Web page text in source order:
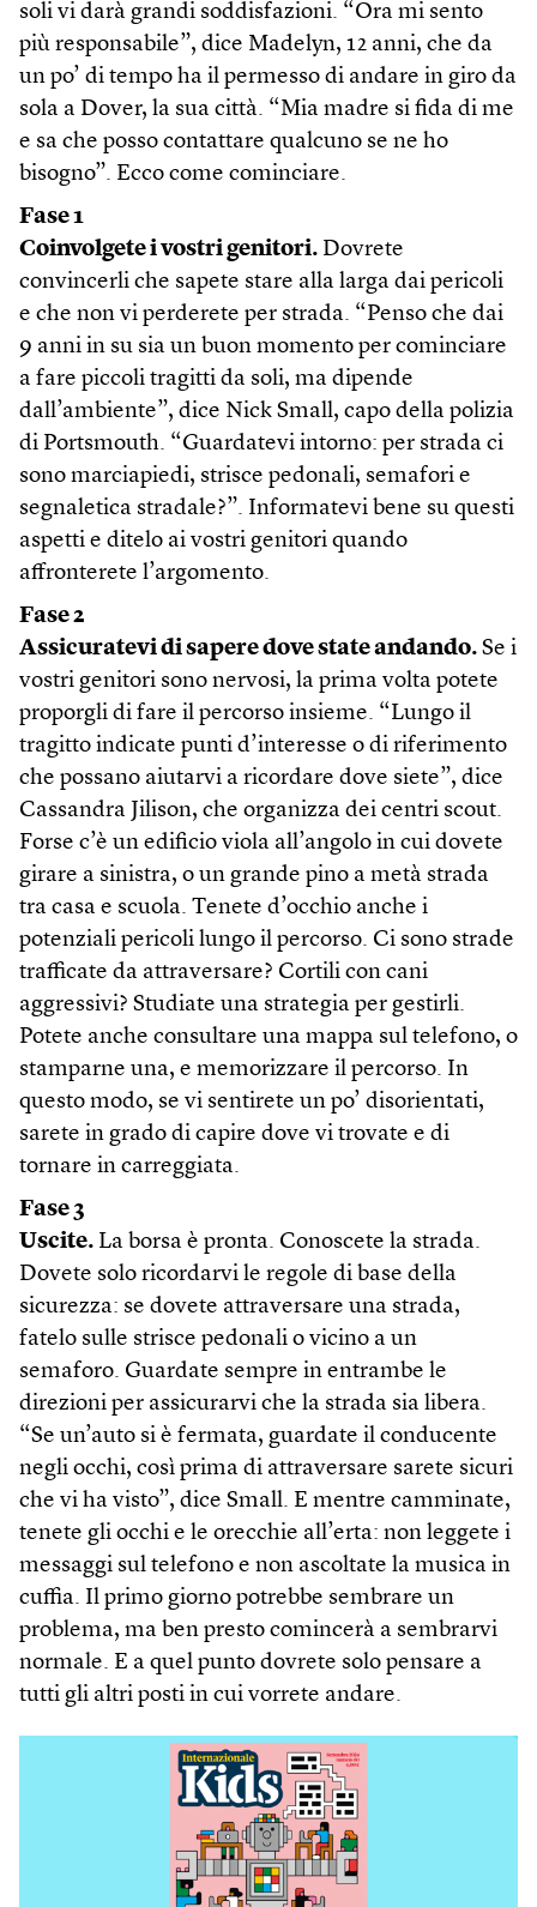
soli vi darà grandi soddisfazioni. “Ora mi sento
più responsabile”, dice Madelyn, 12 anni, che da
un po’ di tempo ha il permesso di andare in giro da
sola a Dover, la sua città. “Mia madre si fida di me
e sa che posso contattare qualcuno se ne ho
bisogno”. Ecco come cominciare.
Fase 1
Coinvolgete i vostri genitori. Dovrete
convincerli che sapete stare alla larga dai pericoli
e che non vi perderete per strada. “Penso che dai
9 anni in su sia un buon momento per cominciare
a fare piccoli tragitti da soli, ma dipende
dall’ambiente”, dice Nick Small, capo della polizia
di Portsmouth. “Guardatevi intorno: per strada ci
sono marciapiedi, strisce pedonali, semafori e
segnaletica stradale?”. Informatevi bene su questi
aspetti e ditelo ai vostri genitori quando
affronterete l’argomento.
Fase 2
Assicuratevi di sapere dove state andando. Se i
vostri genitori sono nervosi, la prima volta potete
proporgli di fare il percorso insieme. “Lungo il
tragitto indicate punti d’interesse o di riferimento
che possano aiutarvi a ricordare dove siete”, dice
Cassandra Jilison, che organizza dei centri scout.
Forse c’è un edificio viola all’angolo in cui dovete
girare a sinistra, o un grande pino a metà strada
tra casa e scuola. Tenete d’occhio anche i
potenziali pericoli lungo il percorso. Ci sono strade
trafficate da attraversare? Cortili con cani
aggressivi? Studiate una strategia per gestirli.
Potete anche consultare una mappa sul telefono, o
stamparne una, e memorizzare il percorso. In
questo modo, se vi sentirete un po’ disorientati,
sarete in grado di capire dove vi trovate e di
tornare in carreggiata.
Fase 3
Uscite. La borsa è pronta. Conoscete la strada.
Dovete solo ricordarvi le regole di base della
sicurezza: se dovete attraversare una strada,
fatelo sulle strisce pedonali o vicino a un
semaforo. Guardate sempre in entrambe le
direzioni per assicurarvi che la strada sia libera.
“Se un’auto si è fermata, guardate il conducente
negli occhi, così prima di attraversare sarete sicuri
che vi ha visto”, dice Small. E mentre camminate,
tenete gli occhi e le orecchie all’erta: non leggete i
messaggi sul telefono e non ascoltate la musica in
cuffia. Il primo giorno potrebbe sembrare un
problema, ma ben presto comincerà a sembrarvi
normale. E a quel punto dovrete solo pensare a
tutti gli altri posti in cui vorrete andare.